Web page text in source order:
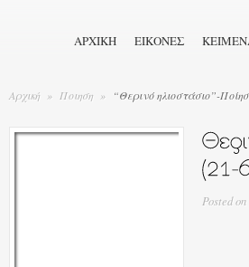
ΑΡΧΙΚΉ ΕΙΚΟΝΕΣ
Αρχική » Ποιηση » “Θερινό ηλιοστάσιο”-
Postedon